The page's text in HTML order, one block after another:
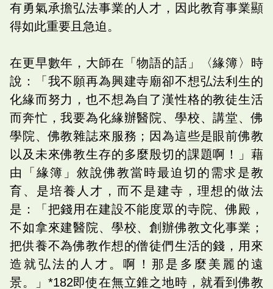
有勇氣承擔弘法事業的人才，因此教育事業顯
得如此重要且急迫。
在更早數年，大師在「物語的話」〈緣簿〉時
說：「我不願再為興建寺廟卻不想弘法利生的
化緣而努力，也不想為自了漢性格的教徒生活
而奔忙，我要為化緣辦醫院、學校、講堂、佛
學院、佛教雜誌來服務；因為這些是眼前佛教
以及未來佛教生存的多麼殷切的課題啊！」藉
由「緣簿」敘說佛教當時最迫切的需求是教
育、是培養人才，而不是建寺，理想的做法
是：「把錢用在建設不能度眾的寺院、佛殿，
不如拿來建醫院、學校、創辦佛教文化事業；
把供養不為佛教作想的僧徒們生活的錢，用來
造就弘法的人才。啊！那是多麼美麗的遠
景。」*182即使在無立錐之地時，就看到佛教